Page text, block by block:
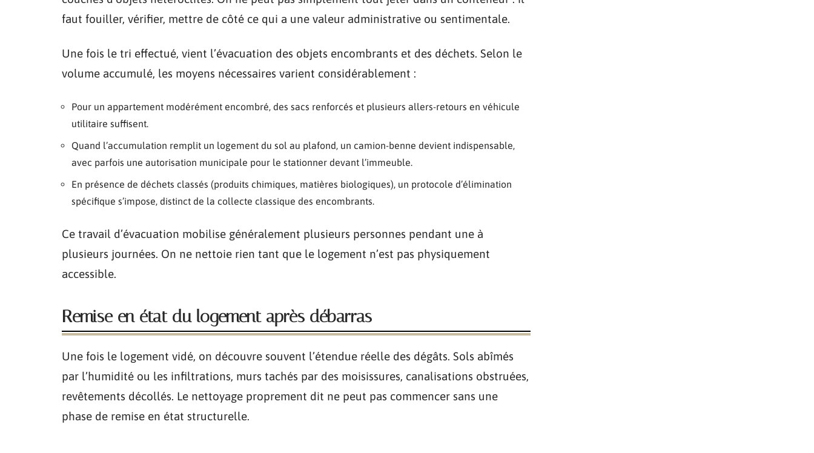
faut fouiller, vérifier, mettre de côté ce qui a une valeur administrative ou sentimentale.
Une fois le tri effectué, vient l’évacuation des objets encombrants et des déchets. Selon le
volume accumulé, les moyens nécessaires varient considérablement :
Pour un appartement modérément encombré, des sacs renforcés et plusieurs allers-retours en véhicule
utilitaire suffisent.
Quand l’accumulation remplit un logement du sol au plafond, un camion-benne devient indispensable,
avec parfois une autorisation municipale pour le stationner devant l’immeuble.
En présence de déchets classés (produits chimiques, matières biologiques), un protocole d’élimination
spécifique s’impose, distinct de la collecte classique des encombrants.
Ce travail d’évacuation mobilise généralement plusieurs personnes pendant une à
plusieurs journées. On ne nettoie rien tant que le logement n’est pas physiquement
accessible.
Remise en état du logement après débarras
Une fois le logement vidé, on découvre souvent l’étendue réelle des dégâts. Sols abîmés
par l’humidité ou les infiltrations, murs tachés par des moisissures, canalisations obstruées,
revêtements décollés. Le nettoyage proprement dit ne peut pas commencer sans une
phase de remise en état structurelle.